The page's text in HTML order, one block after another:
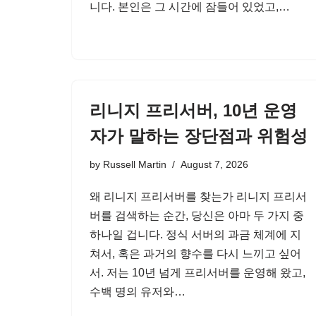
니다. 본인은 그 시간에 잠들어 있었고,…
리니지 프리서버, 10년 운영
자가 말하는 장단점과 위험성
by Russell Martin August 7, 2026
왜 리니지 프리서버를 찾는가 리니지 프리서
버를 검색하는 순간, 당신은 아마 두 가지 중
하나일 겁니다. 정식 서버의 과금 체계에 지
쳐서, 혹은 과거의 향수를 다시 느끼고 싶어
서. 저는 10년 넘게 프리서버를 운영해 왔고,
수백 명의 유저와…